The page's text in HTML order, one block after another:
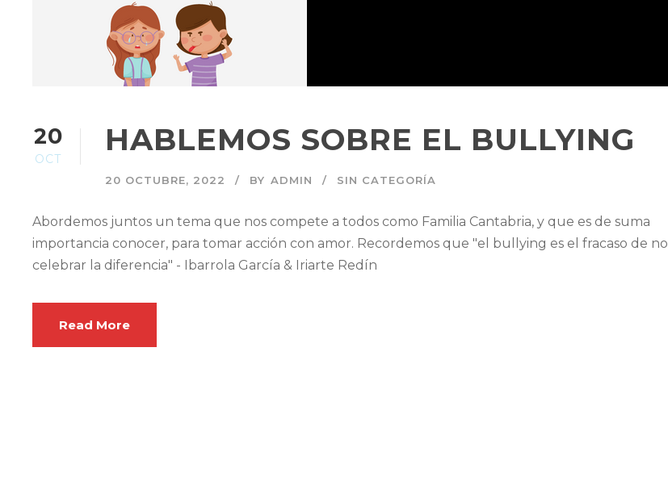
20
OCT
HABLEMOS SOBRE EL BULLYING
20 OCTUBRE, 2022 BY ADMIN SIN CATEGORÍA
Abordemos juntos un tema que nos compete a todos como Familia Cantabria, y que es de suma
importancia conocer, para tomar acción con amor. Recordemos que "el bullying es el fracaso de no
celebrar la diferencia" - Ibarrola García & Iriarte Redín
Read More